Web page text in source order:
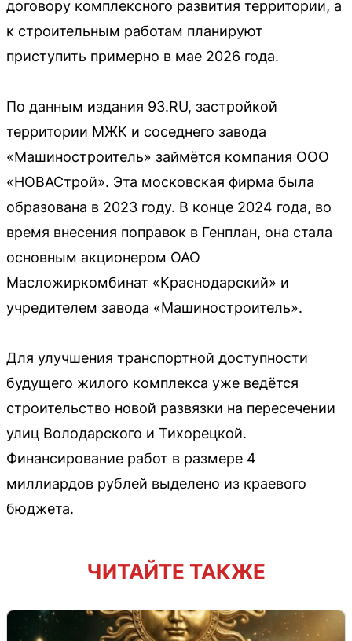
договору комплексного развития территории, а
к строительным работам планируют
приступить примерно в мае 2026 года.
По данным издания 93.RU, застройкой
территории МЖК и соседнего завода
«Машиностроитель» займётся компания ООО
«НОВАСтрой». Эта московская фирма была
образована в 2023 году. В конце 2024 года, во
время внесения поправок в Генплан, она стала
основным акционером ОАО
Масложиркомбинат «Краснодарский» и
учредителем завода «Машиностроитель».
Для улучшения транспортной доступности
будущего жилого комплекса уже ведётся
строительство новой развязки на пересечении
улиц Володарского и Тихорецкой.
Финансирование работ в размере 4
миллиардов рублей выделено из краевого
бюджета.
ЧИТАЙТЕ ТАКЖЕ